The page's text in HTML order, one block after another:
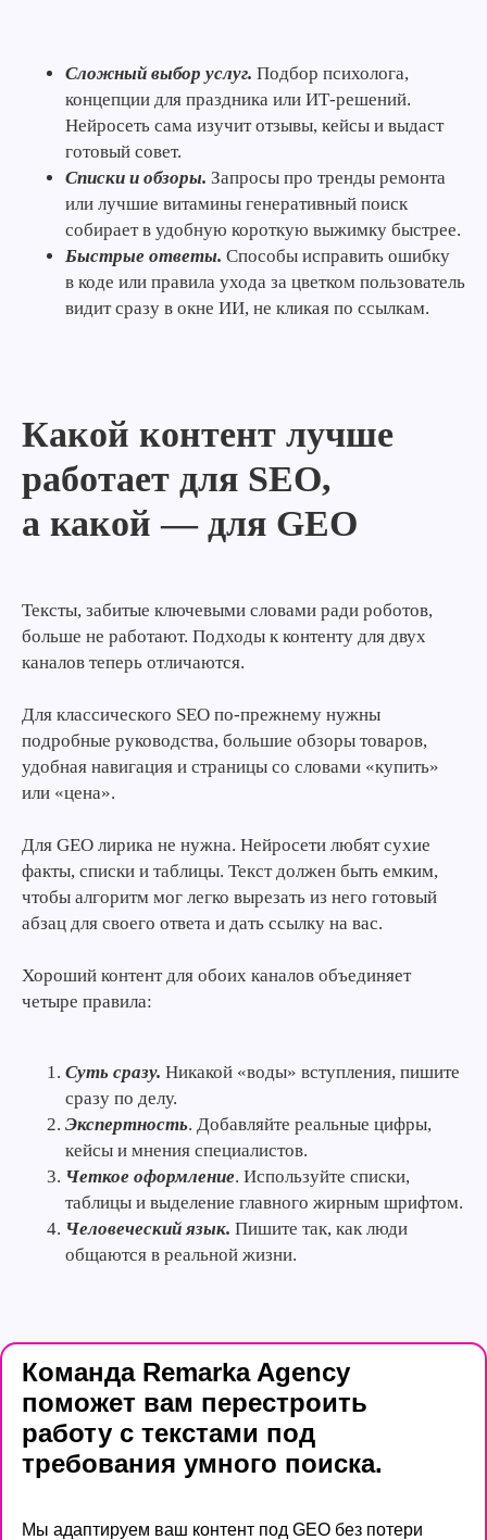
Сложный выбор услуг. Подбор психолога,
концепции для праздника или ИТ-решений.
Нейросеть сама изучит отзывы, кейсы и выдаст
готовый совет.
Списки и обзоры. Запросы про тренды ремонта
или лучшие витамины генеративный поиск
собирает в удобную короткую выжимку быстрее.
Быстрые ответы. Способы исправить ошибку
в коде или правила ухода за цветком пользователь
видит сразу в окне ИИ, не кликая по ссылкам.
Какой контент лучше
работает для SEO,
а какой — для GEO
Тексты, забитые ключевыми словами ради роботов,
больше не работают. Подходы к контенту для двух
каналов теперь отличаются.
Для классического SEO по-прежнему нужны
подробные руководства, большие обзоры товаров,
удобная навигация и страницы со словами «купить»
или «цена».
Для GEO лирика не нужна. Нейросети любят сухие
факты, списки и таблицы. Текст должен быть емким,
чтобы алгоритм мог легко вырезать из него готовый
абзац для своего ответа и дать ссылку на вас.
Хороший контент для обоих каналов объединяет
четыре правила:
Суть сразу. Никакой «воды» вступления, пишите
сразу по делу.
Экспертность. Добавляйте реальные цифры,
кейсы и мнения специалистов.
Четкое оформление. Используйте списки,
таблицы и выделение главного жирным шрифтом.
Человеческий язык. Пишите так, как люди
общаются в реальной жизни.
Команда Remarka Agency
поможет вам перестроить
работу с текстами под
требования умного поиска.
Мы адаптируем ваш контент под GEO без потери